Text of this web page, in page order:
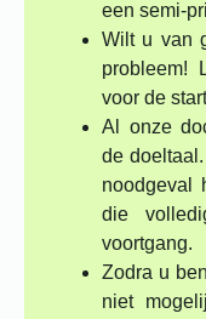
een semi-
Wilt u van
probleem!
voor de
Al onze
de
noodgeval
die
voortgang.
Zodra u
niet